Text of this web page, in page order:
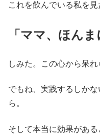
これを飲んでいる私を見
「ママ、ほん
しみた。この心から呆
でもね、実践するしかな
ら。
そして本当に効果があ